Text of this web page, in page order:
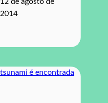
2014